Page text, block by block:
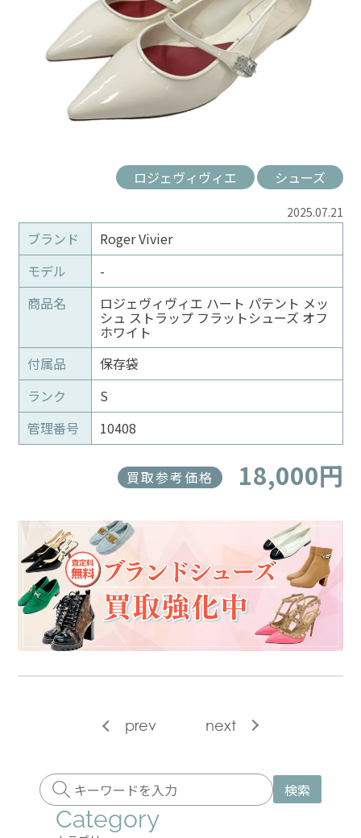
ロジェヴィヴィエ シューズ
2025.07.21
ブランド
Roger Vivier
モデル
-
商品名
ロジェヴィヴィエ ハート パテント メッ
シュ ストラップ フラットシューズ オフ
ホワイト
付属品
保存袋
ランク
S
管理番号
10408
買取参考価格 18,000円
prev next
検索
Category